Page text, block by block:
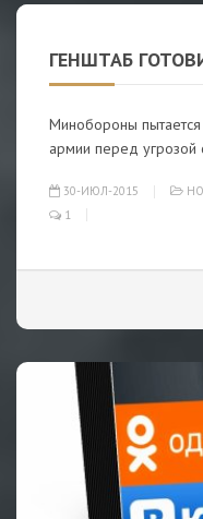
ГЕНШТАБ
Минобороны
армии перед
30-ИЮЛ-2015
1